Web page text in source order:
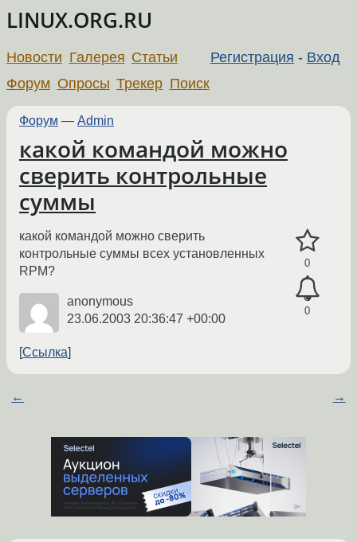
LINUX.ORG.RU
Регистрация - Вход
Новости Галерея Статьи
Форум Опросы Трекер Поиск
Форум — Admin
какой командой можно
сверить контрольные
суммы
0
0
какой командой можно сверить
контрольные суммы всех установленных
RPM?
anonymous
23.06.2003 20:36:47 +00:00
Ссылка
← →